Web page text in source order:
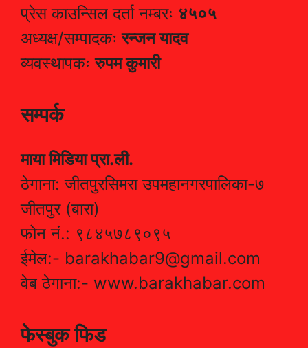
प्रेस काउन्सिल दर्ता नम्बरः ४५०५
अध्यक्ष/सम्पादकःरन्जन यादव
व्यवस्थापकःरुपम कुमारी
सम्पर्क
माया मिडिया प्रा.ली.
ठेगाना: जीतपुरसिमरा उपमहानगरपालिका-७
जीतपुर (बारा)
फोन नं.: ९८४५७८९०९५
ईमेल:- barakhabar9@gmail.com
वेब ठेगाना:- www.barakhabar.com
फेस्बुक फिड